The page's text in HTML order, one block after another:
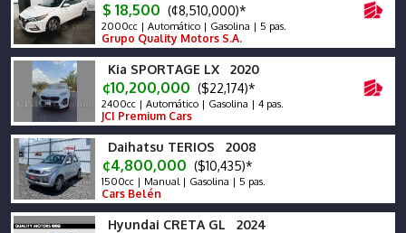
$ 18,500 (¢8,510,000)*
2000cc | Automático | Gasolina | 5 pas.
Grupo Quality Motors S.A.
Kia SPORTAGE LX 2020
¢10,200,000 ($22,174)*
2400cc | Automático | Gasolina | 4 pas.
JCI Premium Cars
Daihatsu TERIOS 2008
¢4,800,000 ($10,435)*
1500cc | Manual | Gasolina | 5 pas.
Cars Belén
Hyundai CRETA GL 2024